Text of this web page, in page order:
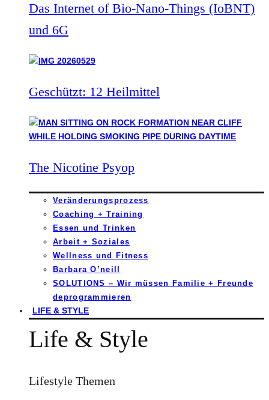
Das Internet of Bio-Nano-Things (IoBNT)
und 6G
Geschützt: 12 Heilmittel
The Nicotine Psyop
Veränderungsprozess
Coaching + Training
Essen und Trinken
Arbeit + Soziales
Wellness und Fitness
Barbara O’neill
SOLUTIONS – Wir müssen Familie + Freunde
deprogrammieren
LIFE & STYLE
Life & Style
Lifestyle Themen